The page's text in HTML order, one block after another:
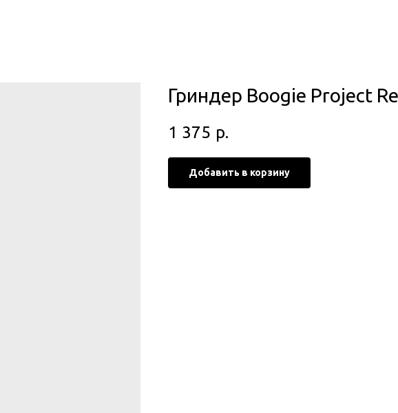
Гриндер Boogie Project
1 375 р.
Добавить в корзину